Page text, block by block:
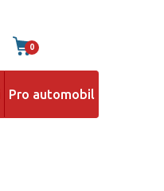
0
Pro automobil